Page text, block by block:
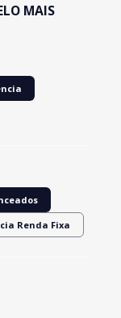
MAIS
Renda Fixa